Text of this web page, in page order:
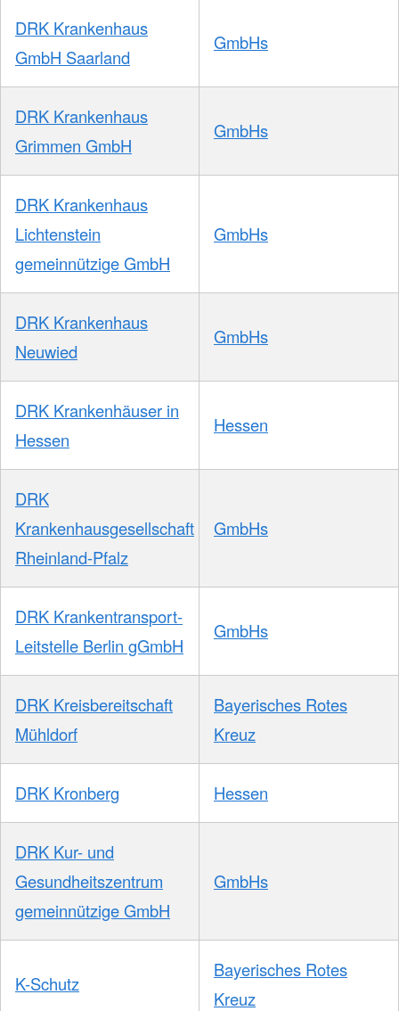
DRK Krankenhaus
GmbH Saarland
GmbHs
DRK Krankenhaus
Grimmen GmbH
GmbHs
DRK Krankenhaus
Lichtenstein
gemeinnützige GmbH
GmbHs
DRK Krankenhaus
Neuwied
GmbHs
DRK Krankenhäuser in
Hessen
Hessen
DRK
Krankenhausgesellschaft
Rheinland-Pfalz
GmbHs
DRK Krankentransport-
Leitstelle Berlin gGmbH
GmbHs
DRK Kreisbereitschaft
Mühldorf
Bayerisches Rotes
Kreuz
DRK Kronberg Hessen
DRK Kur- und
Gesundheitszentrum
gemeinnützige GmbH
GmbHs
K-Schutz
Bayerisches Rotes
Kreuz